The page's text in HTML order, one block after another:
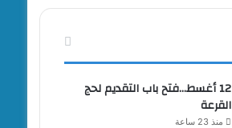
12 أغسط…فتح باب التقديم لحج
القرعة
منذ 23 ساعة